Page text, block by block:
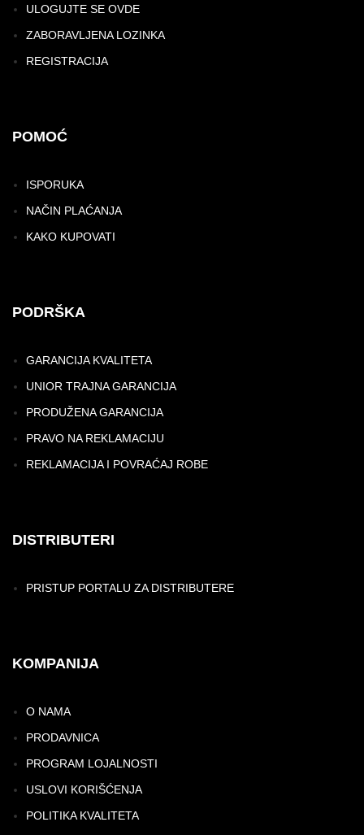
ULOGUJTE SE OVDE
ZABORAVLJENA LOZINKA
REGISTRACIJA
POMOĆ
ISPORUKA
NAČIN PLAĆANJA
KAKO KUPOVATI
PODRŠKA
GARANCIJA KVALITETA
UNIOR TRAJNA GARANCIJA
PRODUŽENA GARANCIJA
PRAVO NA REKLAMACIJU
REKLAMACIJA I POVRAĆAJ ROBE
DISTRIBUTERI
PRISTUP PORTALU ZA DISTRIBUTERE
KOMPANIJA
O NAMA
PRODAVNICA
PROGRAM LOJALNOSTI
USLOVI KORIŠĆENJA
POLITIKA KVALITETA